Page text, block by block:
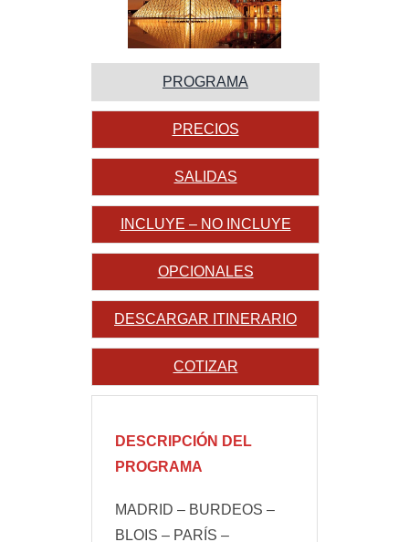
PROGRAMA
PRECIOS
SALIDAS
INCLUYE – NO INCLUYE
OPCIONALES
DESCARGAR ITINERARIO
COTIZAR
DESCRIPCIÓN DEL
PROGRAMA
MADRID – BURDEOS –
BLOIS – PARÍS –